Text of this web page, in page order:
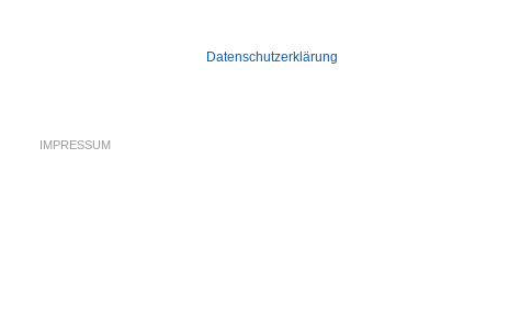
Datenschutzerklärung
IMPRESSUM